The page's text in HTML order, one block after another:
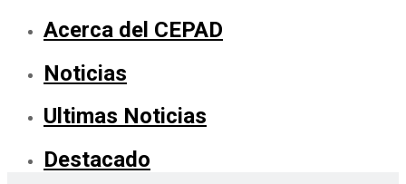
Acerca del CEPAD
Noticias
Ultimas Noticias
Destacado